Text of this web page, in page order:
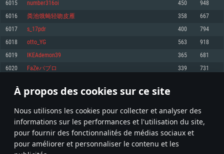
À propos des cookies sur ce site
Nous utilisons les cookies pour collecter et analyser des
informations sur les performances et l'utilisation du site,
pour fournir des fonctionnalités de médias sociaux et
pour améliorer et personnaliser le contenu et les
Recommandée
1060 et plus, Radeon RX 570 et plus.
Disque dur: 75.9 Go (client complet)
Recommandée
OS: Mac OS Big Sur 11.0 ou plus récent
Processeur: Core i7 (Les processeurs Intel Xeon ne sont pas supportés)
Mémoire: 8 GB
Carte graphique: Radeon Vega II ou plus avec support de Metal
Disque dur: 62,2 Go (client complet)
Recommandée
OS: Ubuntu 20.04 64bit
Processeur: Intel Core i7
Mémoire: 8 GB
Carte graphique: NVIDIA 1060 avec les derniers drivers (moins de 6 mois) /
6 mois et supportant Vulkan
Connection: Connexion Internet à haut débit
Disque dur: 60,2 Go (client complet)
6015 number316oi 450 948
6016 粪池饿蝇轻吻皮雁 358 667
6017 s_17pdr 400 794
6018 otto_YG 563 918
6019 IKEAdemon39 365 681
6020 FaZeパブロ 339 731
* Classement mis à jour quotidiennement
300 301 302 401